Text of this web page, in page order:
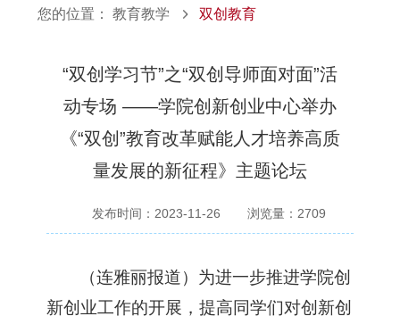
您的位置： 教育教学 双创教育
“双创学习节”之“双创导师面对面”活
动专场 ——学院创新创业中心举办
《“双创”教育改革赋能人才培养高质
量发展的新征程》主题论坛
发布时间：2023-11-26 浏览量： 2709
（连雅丽报道） 为进一步推进学院创
新创业工作的开展 ，提高同学们对创新创